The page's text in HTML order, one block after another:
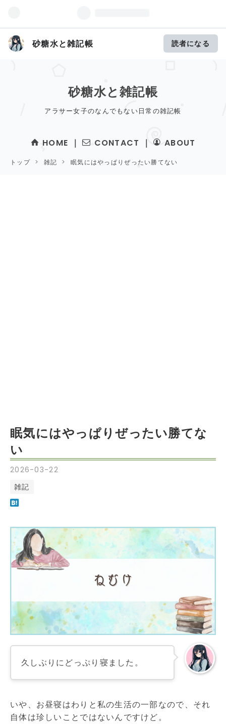
砂糖水と雑記帳 読者になる
砂糖水と雑記帳
アラサー女子のなんでもない日常の雑記帳
HOME ｜ CONTACT ｜ ABOUT
トップ > 雑記 > 眠気にはやっぱりぜったい勝てない
2026-03-22
眠気にはやっぱりぜったい勝てな
い
雑記
久しぶりにどっぷり寝ました。
いや、お昼寝はわりと私の生活の一部なので、それ
自体は珍しいことではないんですけど。